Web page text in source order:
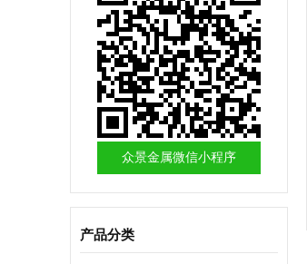
众景金属微信小程序
产品分类